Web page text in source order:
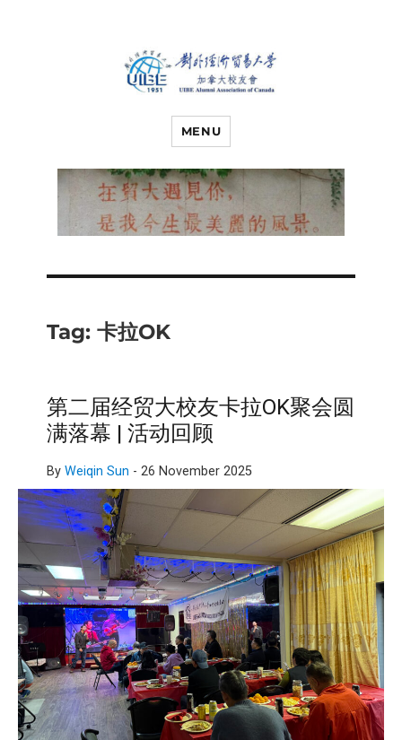
对外经济贸易
大学加拿大校
友会
MENU
Tag: 卡拉OK
第二届经贸大校友卡拉OK聚会圆
满落幕 | 活动回顾
By Weiqin Sun - 26 November 2025